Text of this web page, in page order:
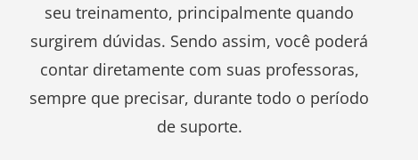
seu treinamento, principalmente quando
surgirem dúvidas. Sendo assim, você poderá
contar diretamente com suas professoras,
sempre que precisar, durante todo o período
de suporte.